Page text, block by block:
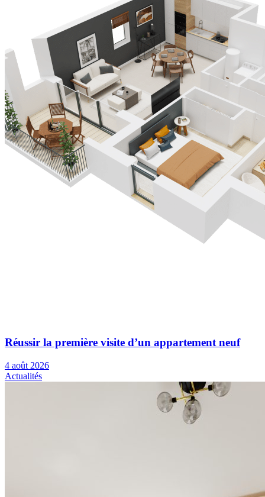
Réussir la première visite d’un appartement neuf
4 août 2026
Actualités